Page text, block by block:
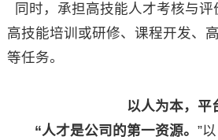
同时，承担高技能人才考核与评
高技能培训或研修、课程开发、
等任务。
以人为本，平
“人才是公司的第一资源。”